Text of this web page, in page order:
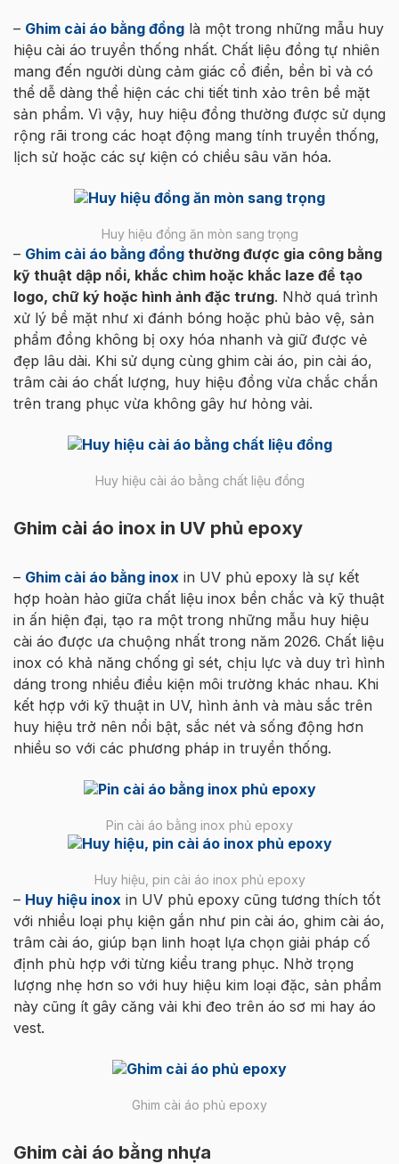
– Ghim cài áo bằng đồng là một trong những mẫu huy
hiệu cài áo truyền thống nhất. Chất liệu đồng tự nhiên
mang đến người dùng cảm giác cổ điển, bền bỉ và có
thể dễ dàng thể hiện các chi tiết tinh xảo trên bề mặt
sản phẩm. Vì vậy, huy hiệu đồng thường được sử dụng
rộng rãi trong các hoạt động mang tính truyền thống,
lịch sử hoặc các sự kiện có chiều sâu văn hóa.
Huy hiệu đồng ăn mòn sang trọng
– Ghim cài áo bằng đồng thường được gia công bằng
kỹ thuật dập nổi, khắc chìm hoặc khắc laze để tạo
logo, chữ ký hoặc hình ảnh đặc trưng. Nhờ quá trình
xử lý bề mặt như xi đánh bóng hoặc phủ bảo vệ, sản
phẩm đồng không bị oxy hóa nhanh và giữ được vẻ
đẹp lâu dài. Khi sử dụng cùng ghim cài áo, pin cài áo,
trâm cài áo chất lượng, huy hiệu đồng vừa chắc chắn
trên trang phục vừa không gây hư hỏng vải.
Huy hiệu cài áo bằng chất liệu đồng
Ghim cài áo inox in UV phủ epoxy
– Ghim cài áo bằng inox in UV phủ epoxy là sự kết
hợp hoàn hảo giữa chất liệu inox bền chắc và kỹ thuật
in ấn hiện đại, tạo ra một trong những mẫu huy hiệu
cài áo được ưa chuộng nhất trong năm 2026. Chất liệu
inox có khả năng chống gỉ sét, chịu lực và duy trì hình
dáng trong nhiều điều kiện môi trường khác nhau. Khi
kết hợp với kỹ thuật in UV, hình ảnh và màu sắc trên
huy hiệu trở nên nổi bật, sắc nét và sống động hơn
nhiều so với các phương pháp in truyền thống.
Pin cài áo bằng inox phủ epoxy
Huy hiệu, pin cài áo inox phủ epoxy
– Huy hiệu inox in UV phủ epoxy cũng tương thích tốt
với nhiều loại phụ kiện gắn như pin cài áo, ghim cài áo,
trâm cài áo, giúp bạn linh hoạt lựa chọn giải pháp cố
định phù hợp với từng kiểu trang phục. Nhờ trọng
lượng nhẹ hơn so với huy hiệu kim loại đặc, sản phẩm
này cũng ít gây căng vải khi đeo trên áo sơ mi hay áo
vest.
Ghim cài áo phủ epoxy
Ghim cài áo bằng nhựa